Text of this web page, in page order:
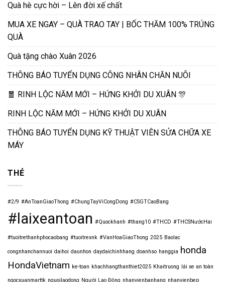
Quà hè cực hời – Lên đời xế chất
MUA XE NGAY – QUÀ TRAO TAY | BỐC THĂM 100% TRÚNG
QUÀ
Quà tặng chào Xuân 2026
THÔNG BÁO TUYỂN DỤNG CÔNG NHÂN CHĂN NUÔI
🧧 RINH LỘC NĂM MỚI – HỨNG KHỞI DU XUÂN 🎊
RINH LỘC NĂM MỚI – HỨNG KHỞI DU XUÂN
THÔNG BÁO TUYỂN DỤNG KỸ THUẬT VIÊN SỬA CHỮA XE
MÁY
THẺ
#2/9 #AnToanGiaoThong #ChungTayViCongDong #CSGTCaoBang
#laixeantoan #Quockhanh #thang10 #THCD #THCSNướcHai
#tuoitrethanhphocaobang #tuoitrexnk #VanHoaGiaoThong 2025 Baolac
congnhanchannuoi daihoi daunhon daydaichinhhang doanhso hanggia honda
HondaVietnam ke-toan khachhangthanthiet2025 Khaitruong lái xe an toàn
ngocxuanmarttk nguoilaodong Người Lao Động nhanvienbanhang nhanvienbep